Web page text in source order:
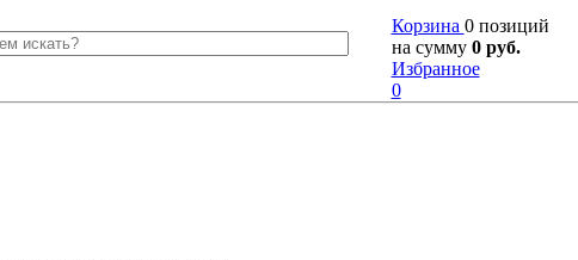
Корзина 0 позиций
на сумму 0 руб.
Избранное
0